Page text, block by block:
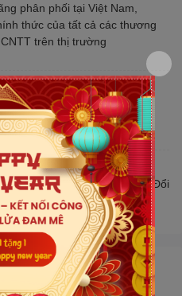
phân phối tại Việt Nam,
thức của tất cả các thương
trên thị trường
với thị trường. Liên tục cập
nếu có lỗi do nhà sản xuất. Đổi
mức phí ưu đãi